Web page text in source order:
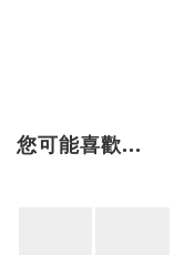
您可能喜歡...